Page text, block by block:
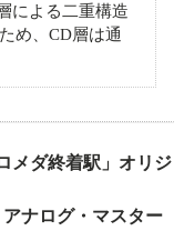
による二重構造
め、CD層は通
メダ終着駅」オリジ
ナログ・マスター